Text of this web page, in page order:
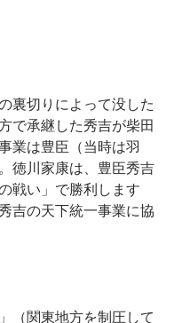
裏切りによって没した
で承継した秀吉が柴田
業は豊臣（当時は羽
徳川家康は、豊臣秀吉
戦い」で勝利します
吉の天下統一事業に協
（関東地方を制圧して